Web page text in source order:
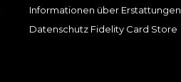
Informationen über Erstattungen
Datenschutz Fidelity Card Store